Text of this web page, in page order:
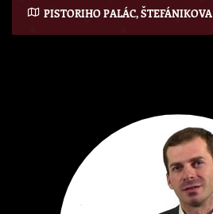
PISTORIHO PALÁC, ŠTEFÁNIKOVA